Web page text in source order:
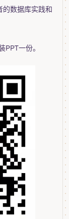
的数据库实践和
一份。